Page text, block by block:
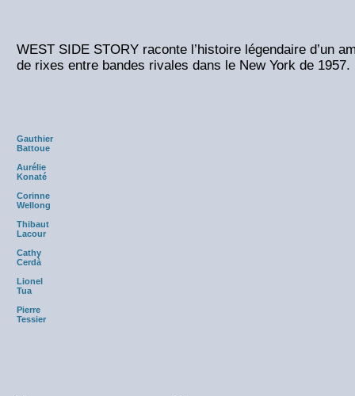
WEST SIDE STORY raconte l’histoire légendaire d’un
de rixes entre bandes rivales dans le New York de 1957.
Gauthier
Battoue
Aurélie
Konaté
Corinne
Wellong
Thibaut
Lacour
Cathy
Cerdà
Lionel
Tua
Pierre
Tessier